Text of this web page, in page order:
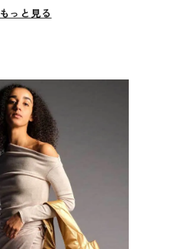
もっと見る